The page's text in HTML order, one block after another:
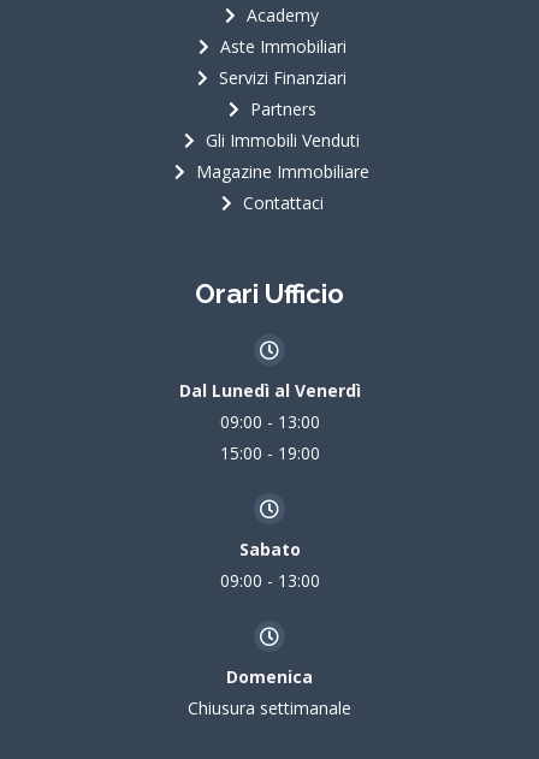
Academy
Aste Immobiliari
Servizi Finanziari
Partners
Gli Immobili Venduti
Magazine Immobiliare
Contattaci
Orari Ufficio
Dal Lunedì al Venerdì
09:00 - 13:00
15:00 - 19:00
Sabato
09:00 - 13:00
Domenica
Chiusura settimanale